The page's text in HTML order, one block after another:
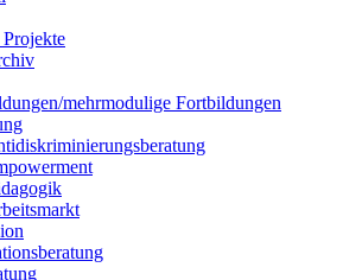
mehrmodulige Fortbildungen